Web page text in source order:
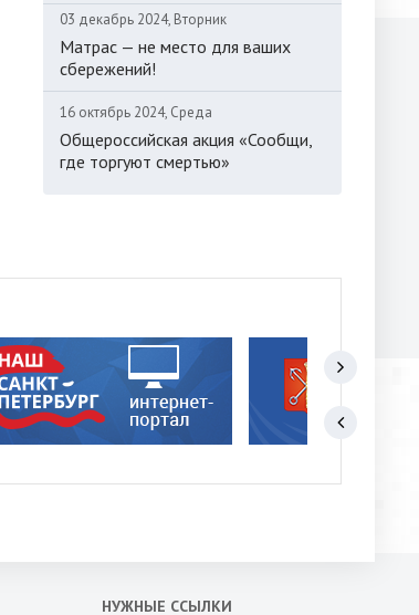
03 декабрь 2024, Вторник
Матрас — не место для ваших
сбережений!
16 октябрь 2024, Среда
Общероссийская акция «Сообщи,
где торгуют смертью»
НУЖНЫЕ ССЫЛКИ